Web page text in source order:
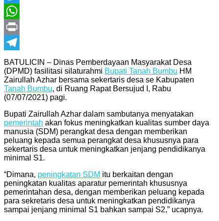
Twitter
WhatsApp
Print
Telegram
BATULICIN – Dinas Pemberdayaan Masyarakat Desa
(DPMD) fasilitasi silaturahmi Bupati Tanah Bumbu HM
Zairullah Azhar bersama sekertaris desa se Kabupaten
Tanah Bumbu, di Ruang Rapat Bersujud I, Rabu
(07/07/2021) pagi.
Bupati Zairullah Azhar dalam sambutanya menyatakan
pemerintah akan fokus meningkatkan kualitas sumber daya
manusia (SDM) perangkat desa dengan memberikan
peluang kepada semua perangkat desa khususnya para
sekertaris desa untuk meningkatkan jenjang pendidikanya
minimal S1.
“Dimana, peningkatan SDM itu berkaitan dengan
peningkatan kualitas aparatur pemerintah khususnya
pemerintahan desa, dengan memberikan peluang kepada
para sekretaris desa untuk meningkatkan pendidikanya
sampai jenjang minimal S1 bahkan sampai S2,” ucapnya.